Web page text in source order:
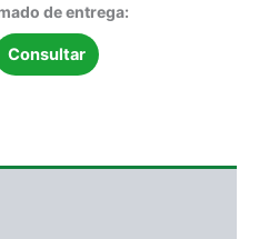
de entrega:
Consultar